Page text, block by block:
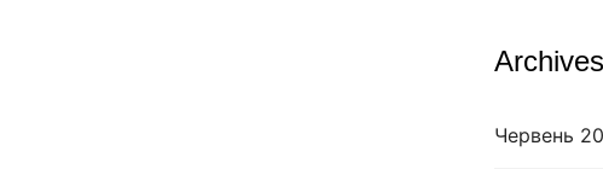
Archives
Червень